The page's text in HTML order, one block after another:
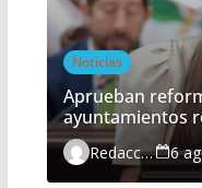
Noticias
Aprueban
ayuntamientos
ciudadanas de
Redacción 6